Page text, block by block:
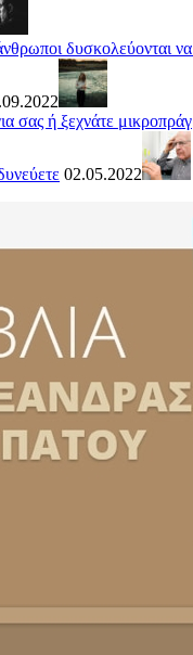
άνθρωποι δυσκολεύονται
σας ή ξεχνάτε
02.05.2022